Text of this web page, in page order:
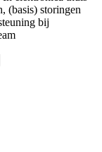
(basis) storingen
bij